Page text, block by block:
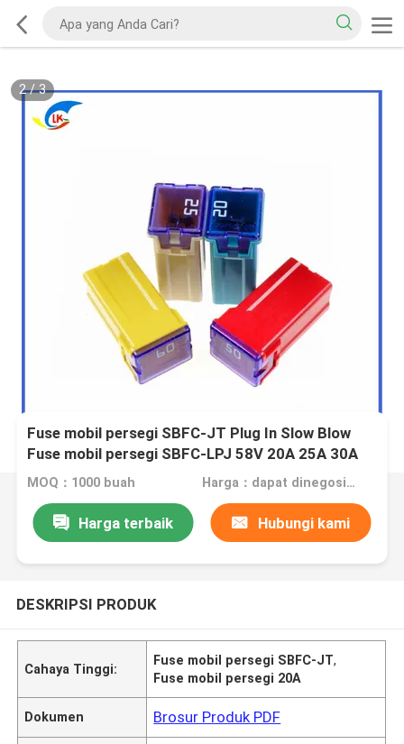
2/3
Fuse mobil persegi SBFC-JT Plug In Slow Blow
Fuse mobil persegi SBFC-LPJ 58V 20A 25A 30A
40A 50A
MOQ：1000 buah Harga：dapat dinegosiasikan
Harga terbaik Hubungi kami
DESKRIPSI PRODUK
Cahaya Tinggi:
Fuse mobil persegi SBFC-JT,
Fuse mobil persegi 20A
Dokumen Brosur Produk PDF